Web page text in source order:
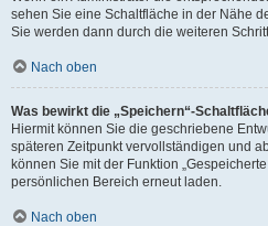
sehen Sie eine Schaltfläche in der Nähe
Sie werden dann durch die weiteren
Nach oben
Was bewirkt die „Speichern“-
Hiermit können Sie die geschriebene
späteren Zeitpunkt vervollständigen und
können Sie mit der Funktion
persönlichen Bereich erneut laden.
Nach oben